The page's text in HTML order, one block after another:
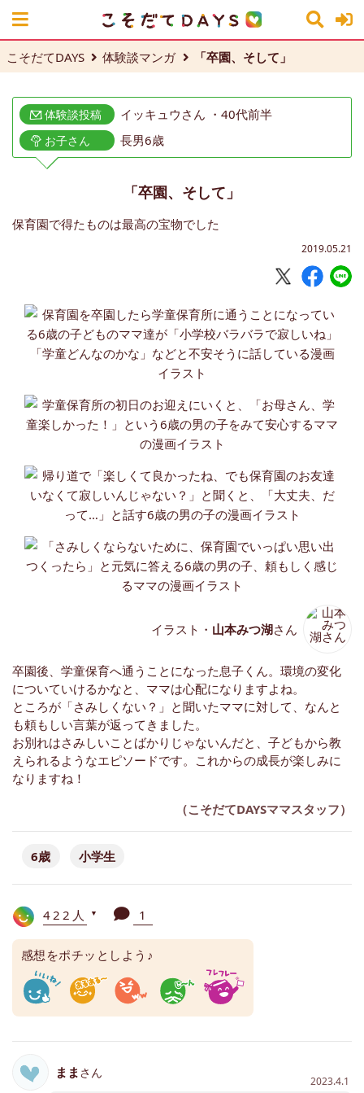
こそだてDAYS 体験談マンガ 「卒園、そして」
体験談投稿 イッキュウさん ・40代前半
お子さん 長男6歳
「卒園、そして」
保育園で得たものは最高の宝物でした
2019.05.21
イラスト・ 山本みつ湖さん
卒園後、学童保育へ通うことになった息子くん。環境の変化
についていけるかなと、ママは心配になりますよね。
ところが「さみしくない？」と聞いたママに対して、なんと
も頼もしい言葉が返ってきました。
お別れはさみしいことばかりじゃないんだと、子どもから教
えられるようなエピソードです。これからの成長が楽しみに
なりますね！
（こそだてDAYSママスタッフ）
6歳 小学生
422人 ▼ 1
感想をポチッとしよう♪
まま さん
2023.4.1